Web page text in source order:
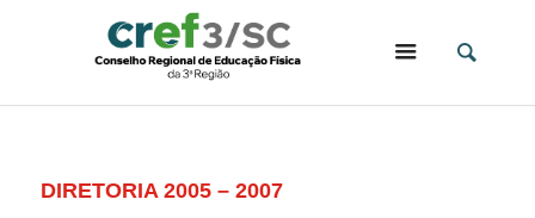
DIRETORIA 2005 – 2007